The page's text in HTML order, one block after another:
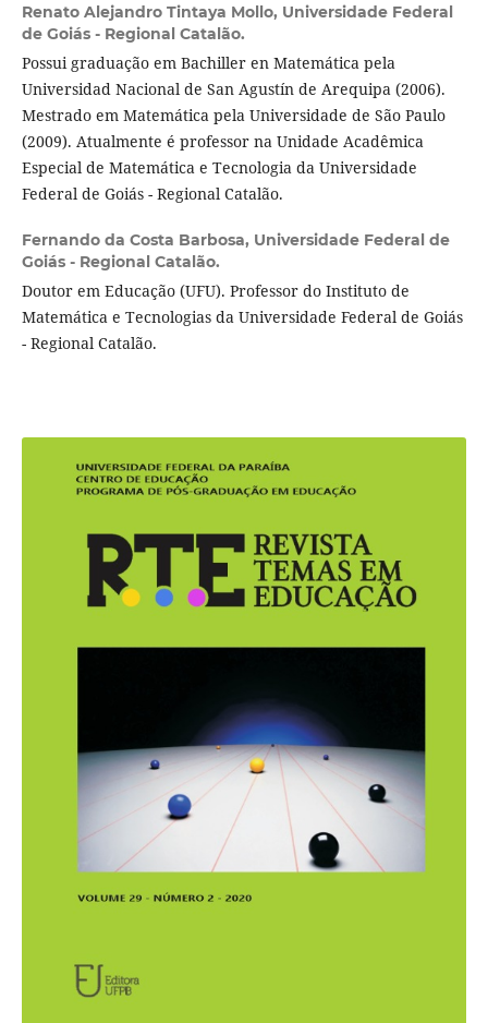
Renato Alejandro Tintaya Mollo, Universidade Federal
de Goiás - Regional Catalão.
Possui graduação em Bachiller en Matemática pela
Universidad Nacional de San Agustín de Arequipa (2006).
Mestrado em Matemática pela Universidade de São Paulo
(2009). Atualmente é professor na Unidade Acadêmica
Especial de Matemática e Tecnologia da Universidade
Federal de Goiás - Regional Catalão.
Fernando da Costa Barbosa, Universidade Federal de
Goiás - Regional Catalão.
Doutor em Educação (UFU). Professor do Instituto de
Matemática e Tecnologias da Universidade Federal de Goiás
- Regional Catalão.